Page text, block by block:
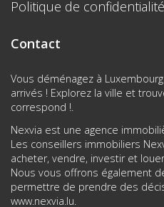
Politique de confidentialité
Contact
Vous déménagez à
arrivés ! Explorez la ville et
correspond !.
Nexvia est une agence
Les conseillers immobiliers
acheter, vendre, investir et
Nous vous offrons également
permettre de prendre des
www.nexvia.lu.